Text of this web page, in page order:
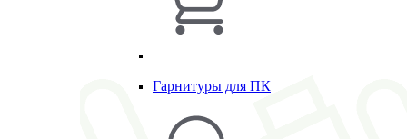
Гарнитуры для ПК